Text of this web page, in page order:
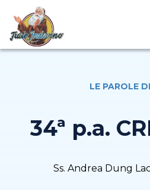
LE PAROLE
34ª p.a.
Ss. Andrea Dung